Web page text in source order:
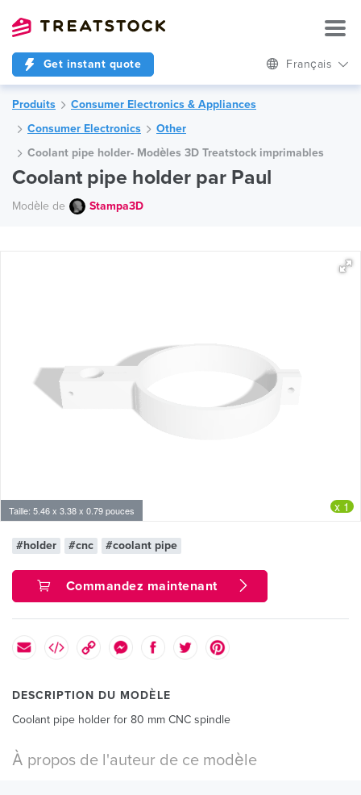
Get instant quote Français
Produits
Consumer Electronics & Appliances
Consumer Electronics
Other
Coolant pipe holder- Modèles 3D Treatstock imprimables
Coolant pipe holder par Paul
Modèle de Stampa3D
Taille: 5.46 x 3.38 x 0.79 pouces x 1
#holder #cnc #coolant pipe
Commandez maintenant
DESCRIPTION DU MODÈLE
Coolant pipe holder for 80 mm CNC spindle
À propos de l'auteur de ce modèle